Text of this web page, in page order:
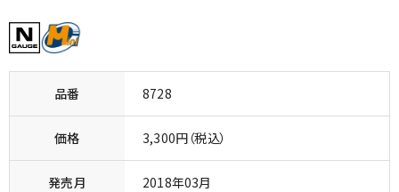
品番 8728
価格 3,300円（税込）
発売月 2018年03月